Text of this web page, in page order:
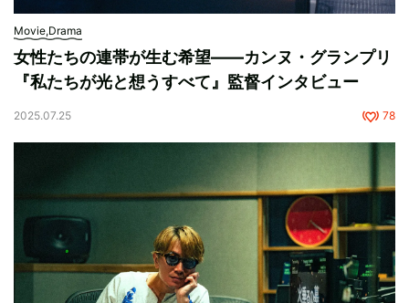
Movie,Drama
女性たちの連帯が生む希望――カンヌ・グランプリ
『私たちが光と想うすべて』監督インタビュー
2025.07.25 78